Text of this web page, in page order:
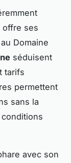
offre ses
Domaine
séduisent
tarifs
permettent
sans la
avec son